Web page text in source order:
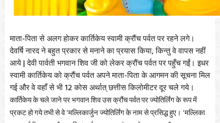
माता-पिता से अलग होकर कार्तिकेय स्वामी क्रौंच पर्वत पर रहने लगे।
देवर्षि नारद ने बहुत प्रकार से मनाने का प्रयास किया,किन्तु वे वापस नहीं
आये |देवी पार्वती भगवान शिव जी को लेकर क्रौंच पर्वत पर पहुँच गईं। इधर
स्वामी कार्तिकेय को क्रौंच पर्वत अपने माता-पिता के आगमन की सूचना मिल
गई और वे वहाँ से भी 12कोस अर्थात् छत्तीस किलोमीटर दूर चले गये।
कार्तिकेयकेचलेजानेपरभगवानशिवउसक्रौंचपर्वतपरज्योतिर्लिंगकेरूपमें
प्रकटहोगयेतभीसेवे‘मल्लिकार्जुनज्योतिर्लिंगकेनामसेप्रसिद्धहुए। ‘मल्लिका